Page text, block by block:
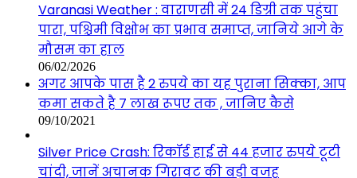
Varanasi Weather : वाराणसी में 24 डिग्री तक पहुंचा
पारा, पश्चिमी विक्षोभ का प्रभाव समाप्त, जानिये आगे के
मौसम का हाल
06/02/2026
अगर आपके पास है 2 रुपये का यह पुराना सिक्का, आप
कमा सकते है 7 लाख रूपए तक , जानिए कैसे
09/10/2021
Silver Price Crash: रिकॉर्ड हाई से 44 हजार रुपये टूटी
चांदी, जानें अचानक गिरावट की बड़ी वजह